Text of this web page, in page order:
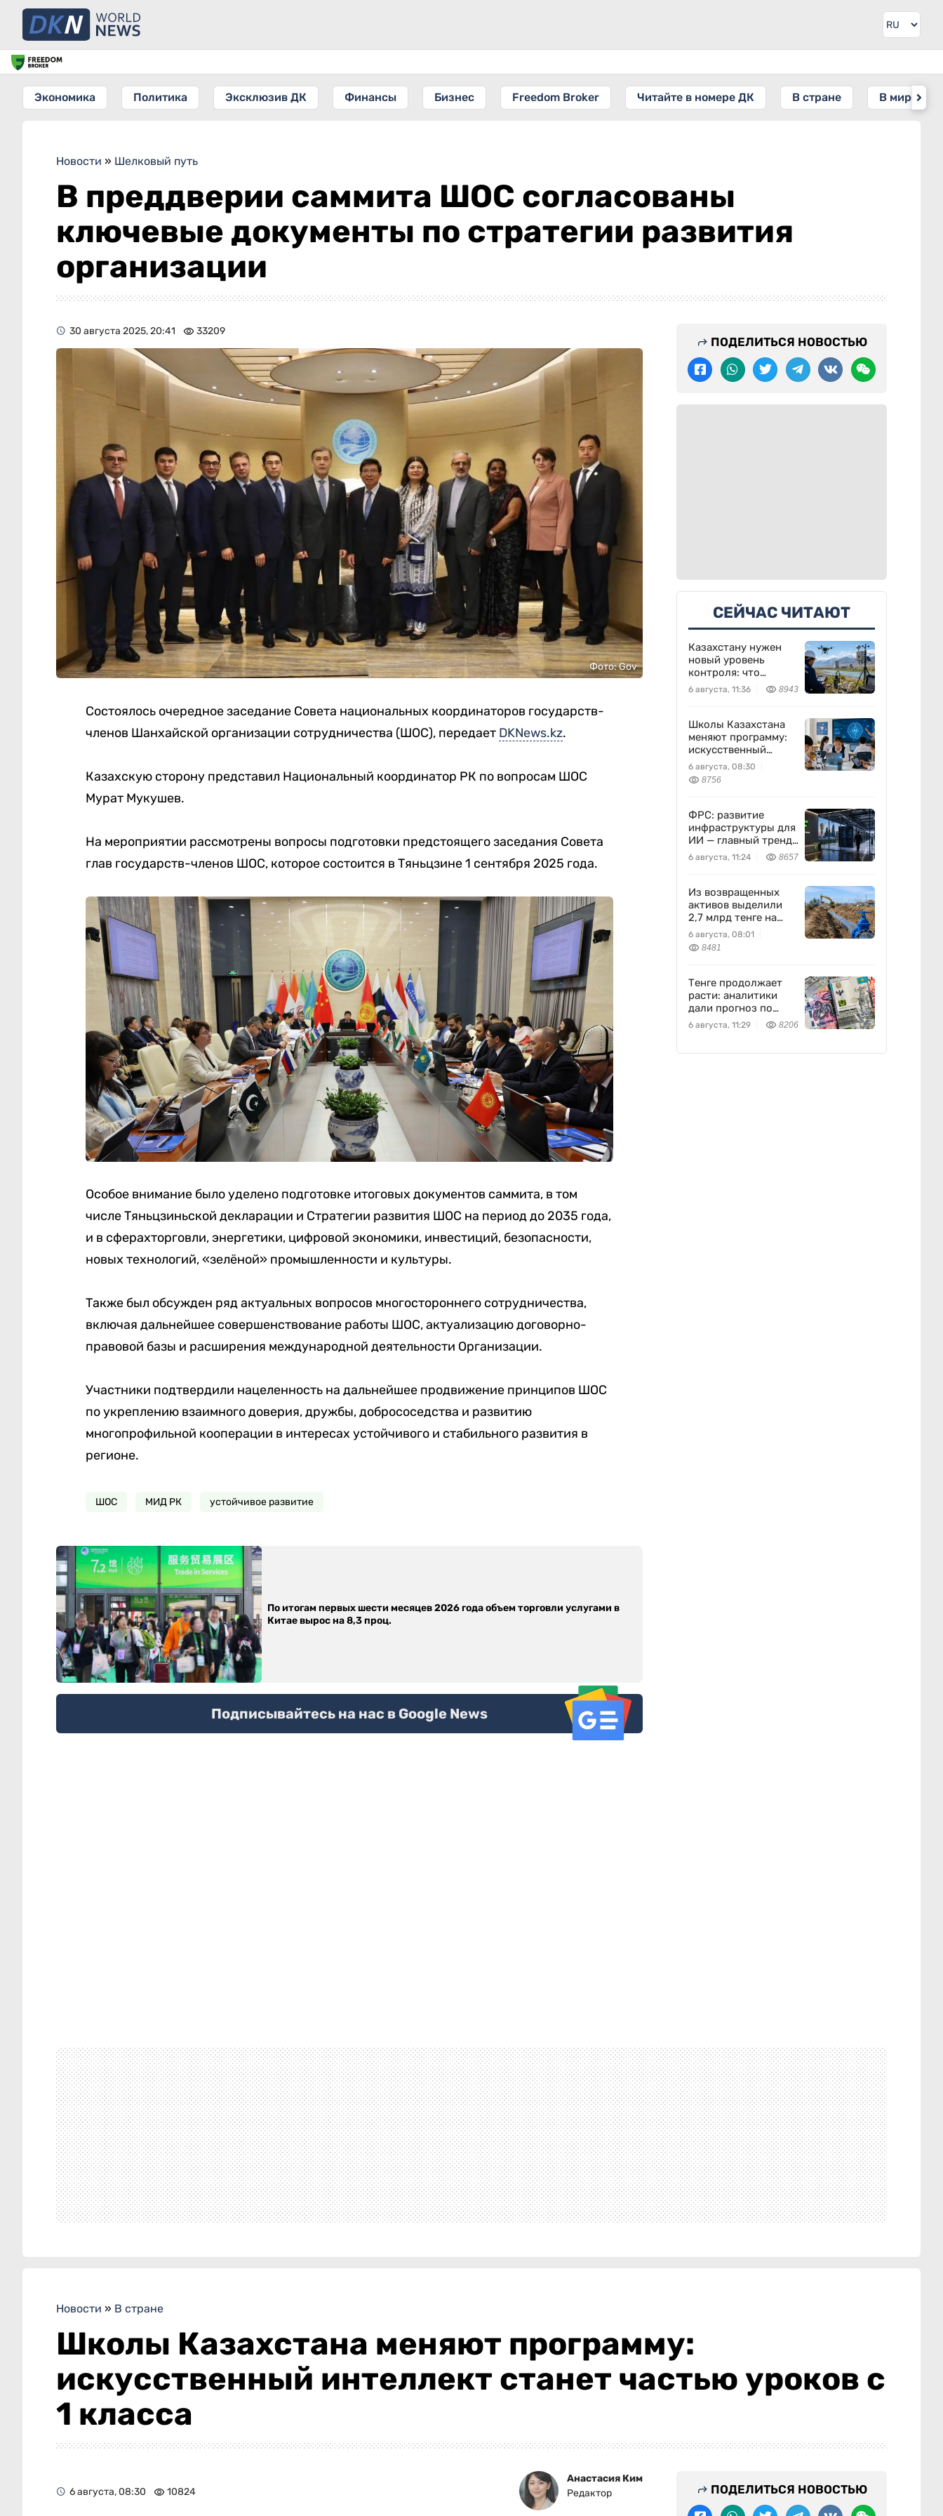
Экономика Политика Эксклюзив ДК Финансы Бизнес Freedom Broker Читайте в номере ДК В стране В мире
Новости » Шелковый путь
В преддверии саммита ШОС согласованы
ключевые документы по стратегии развития
организации
30 августа 2025, 20:41 33209
Фото: Gov
Состоялось очередное заседание Совета национальных координаторов государств-
членов Шанхайской организации сотрудничества (ШОС), передает DKNews.kz.
Казахскую сторону представил Национальный координатор РК по вопросам ШОС
Мурат Мукушев.
На мероприятии рассмотрены вопросы подготовки предстоящего заседания Совета
глав государств-членов ШОС, которое состоится в Тяньцзине 1 сентября 2025 года.
Особое внимание было уделено подготовке итоговых документов саммита, в том
числе Тяньцзиньской декларации и Стратегии развития ШОС на период до 2035 года,
и в сферахторговли, энергетики, цифровой экономики, инвестиций, безопасности,
новых технологий, «зелёной» промышленности и культуры.
Также был обсужден ряд актуальных вопросов многостороннего сотрудничества,
включая дальнейшее совершенствование работы ШОС, актуализацию договорно-
правовой базы и расширения международной деятельности Организации.
Участники подтвердили нацеленность на дальнейшее продвижение принципов ШОС
по укреплению взаимного доверия, дружбы, добрососедства и развитию
многопрофильной кооперации в интересах устойчивого и стабильного развития в
регионе.
ШОС МИД РК устойчивое развитие
По итогам первых шести месяцев 2026 года объем торговли услугами в
Китае вырос на 8,3 проц.
Подписывайтесь на нас в Google News
ПОДЕЛИТЬСЯ НОВОСТЬЮ
СЕЙЧАС ЧИТАЮТ
Казахстану нужен
новый уровень
контроля: что
предлагают ученые
на фоне развития
6 августа, 11:36 8943
Школы Казахстана
меняют программу:
искусственный
интеллект станет
частью уроков с 1
класса
6 августа, 08:30
8756
ФРС: развитие
инфраструктуры для
ИИ — главный тренд
мировой экономики.
Как в него
Freedom Holding
Corp.
6 августа, 11:24 8657
Из возвращенных
активов выделили
2,7 млрд тенге на
водоснабжение
6 августа, 08:01
8481
Тенге продолжает
расти: аналитики
дали прогноз по
доллару
6 августа, 11:29 8206
Новости » В стране
Школы Казахстана меняют программу:
искусственный интеллект станет частью уроков с
1 класса
6 августа, 08:30 10824
Анастасия Ким
Редактор
ПОДЕЛИТЬСЯ НОВОСТЬЮ